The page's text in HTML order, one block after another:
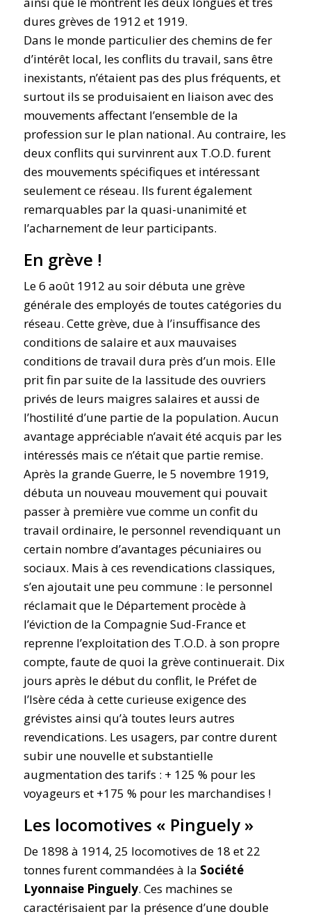
dures grèves de 1912 et 1919.
Dans le monde particulier des chemins de fer
d’intérêt local, les conflits du travail, sans être
inexistants, n’étaient pas des plus fréquents, et
surtout ils se produisaient en liaison avec des
mouvements affectant l’ensemble de la
profession sur le plan national. Au contraire, les
deux conflits qui survinrent aux T.O.D. furent
des mouvements spécifiques et intéressant
seulement ce réseau. Ils furent également
remarquables par la quasi-unanimité et
l’acharnement de leur participants.
En grève !
Le 6 août 1912 au soir débuta une grève
générale des employés de toutes catégories du
réseau. Cette grève, due à l’insuffisance des
conditions de salaire et aux mauvaises
conditions de travail dura près d’un mois. Elle
prit fin par suite de la lassitude des ouvriers
privés de leurs maigres salaires et aussi de
l’hostilité d’une partie de la population. Aucun
avantage appréciable n’avait été acquis par les
intéressés mais ce n’était que partie remise.
Après la grande Guerre, le 5 novembre 1919,
débuta un nouveau mouvement qui pouvait
passer à première vue comme un confit du
travail ordinaire, le personnel revendiquant un
certain nombre d’avantages pécuniaires ou
sociaux. Mais à ces revendications classiques,
s’en ajoutait une peu commune : le personnel
réclamait que le Département procède à
l’éviction de la Compagnie Sud-France et
reprenne l’exploitation des T.O.D. à son propre
compte, faute de quoi la grève continuerait. Dix
jours après le début du conflit, le Préfet de
l’Isère céda à cette curieuse exigence des
grévistes ainsi qu’à toutes leurs autres
revendications. Les usagers, par contre durent
subir une nouvelle et substantielle
augmentation des tarifs : + 125 % pour les
voyageurs et +175 % pour les marchandises !
Les locomotives « Pinguely »
De 1898 à 1914, 25 locomotives de 18 et 22
tonnes furent commandées à la Société
Lyonnaise Pinguely. Ces machines se
caractérisaient par la présence d’une double